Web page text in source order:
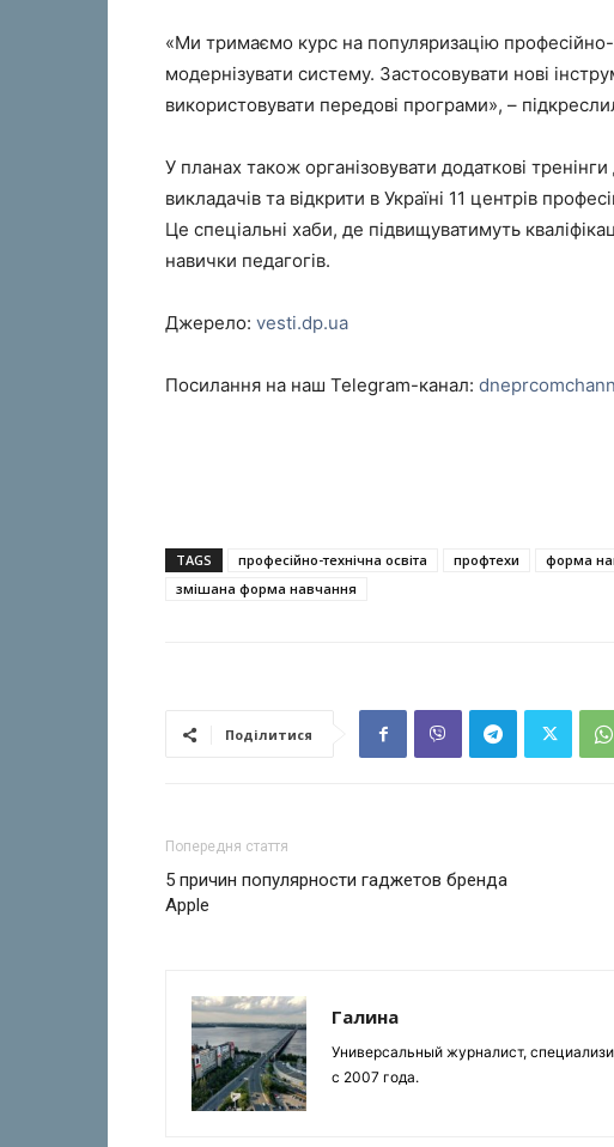
«Ми тримаємо курс на популяризацію
модернізувати систему. Застосовувати нові
використовувати передові програми», –
У планах також організовувати додаткові
викладачів та відкрити в Україні 11 центрів
Це спеціальні хаби, де підвищуватимуть
навички педагогів.
Джерело: vesti.dp.ua
Посилання на наш Telegram-канал:
TAGS професійно-технічна освіта профтехи форма
змішана форма навчання
Поділитися
Попередня стаття
5 причин популярности гаджетов бренда
Apple
Галина
Универсальный журналист,
с 2007 года.